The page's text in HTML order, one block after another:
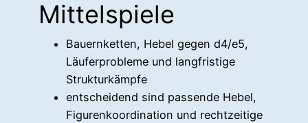
Mittelspiele
Bauernketten, Hebel gegen d4/e5,
Läuferprobleme und langfristige
Strukturkämpfe
entscheidend sind passende Hebel,
Figurenkoordination und rechtzeitige